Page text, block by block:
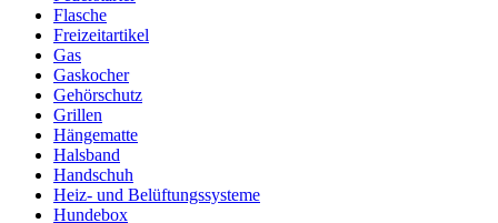
Flasche
Freizeitartikel
Gas
Gaskocher
Gehörschutz
Grillen
Hängematte
Halsband
Handschuh
Heiz- und Belüftungssysteme
Hundebox